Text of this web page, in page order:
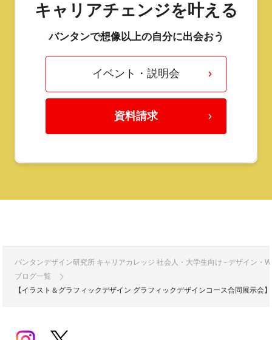
キャリアチェンジを叶える
バンタンで想像以上の自分に出会おう
イベント・説明会
資料請求
バンタンデザイン研究所 キャリアカレッジ 社会人・大学生向け - デザイン・
ブログ一覧
【イラスト＆グラフィックデザイン グラフィックデザインコース合同展示